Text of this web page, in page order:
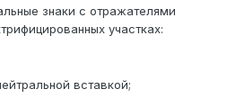
знаки с отражателями
участках:
вставкой;